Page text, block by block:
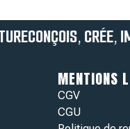
CONÇOIS, CRÉE,
MENTIONS
CGV
CGU